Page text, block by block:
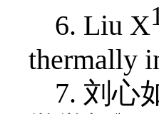
6. Liu X
thermally
7. 刘心